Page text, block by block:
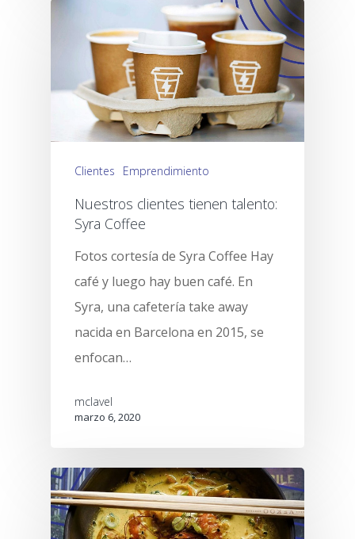
Clientes Emprendimiento
Nuestros clientes tienen talento:
Syra Coffee
Fotos cortesía de Syra Coffee Hay
café y luego hay buen café. En
Syra, una cafetería take away
nacida en Barcelona en 2015, se
enfocan…
mclavel
marzo 6, 2020